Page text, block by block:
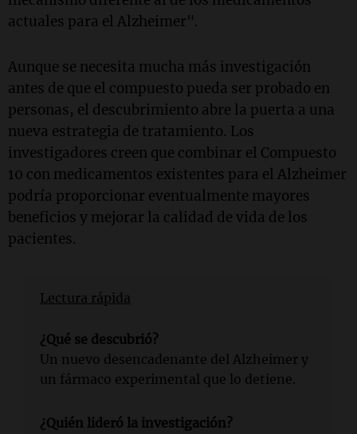
actuales para el Alzheimer".
Aunque se necesita mucha más investigación
antes de que el compuesto pueda ser probado en
personas, el descubrimiento abre la puerta a una
nueva estrategia de tratamiento. Los
investigadores creen que combinar el Compuesto
10 con medicamentos existentes para el Alzheimer
podría proporcionar eventualmente mayores
beneficios y mejorar la calidad de vida de los
pacientes.
Lectura rápida
¿Qué se descubrió?
Un nuevo desencadenante del Alzheimer y
un fármaco experimental que lo detiene.
¿Quién lideró la investigación?